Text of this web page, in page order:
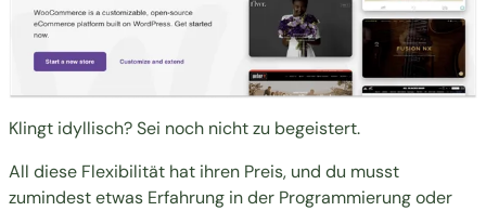
Klingt idyllisch? Sei noch nicht zu begeistert.
All diese Flexibilität hat ihren Preis, und du musst
zumindest etwas Erfahrung in der Programmierung oder